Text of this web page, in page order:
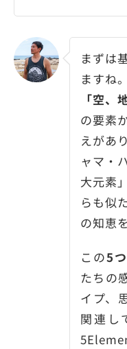
まずは
ますね
「空、
の要素
えがあ
ャマ・
大元素
らも似
の知恵
この5
たちの
イプ、
関連し